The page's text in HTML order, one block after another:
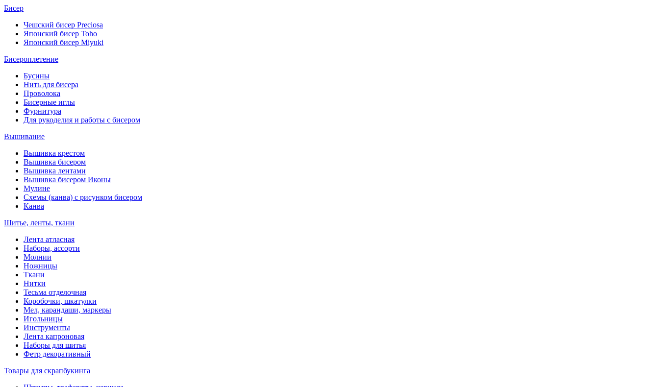
Бисер
Чешский бисер Preciosa
Японский бисер Toho
Японский бисер Miyuki
Бисероплетение
Бусины
Нить для бисера
Проволока
Бисерные иглы
Фурнитура
Для рукоделия и работы с бисером
Вышивание
Вышивка крестом
Вышивка бисером
Вышивка лентами
Вышивка бисером Иконы
Мулине
Схемы (канва) с рисунком бисером
Канва
Шитье, ленты, ткани
Лента атласная
Наборы, ассорти
Молнии
Ножницы
Ткани
Нитки
Тесьма отделочная
Коробочки, шкатулки
Мел, карандаши, маркеры
Игольницы
Инструменты
Лента капроновая
Наборы для шитья
Фетр декоративный
Товары для скрапбукинга